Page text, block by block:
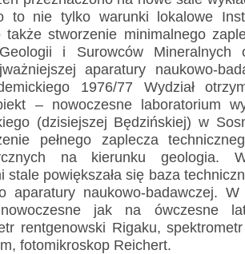
to nie tylko warunki lokalowe
także stworzenie minimalnego
i Surowców Mineralnych
aparatury naukowo-
1976/77 Wydział
– nowoczesne laboratorium
(dzisiejszej Będzińskiej) w
pełnego zaplecza
na kierunku geologia.
stale powiększała się baza
aparatury naukowo-badawczej.
nowoczesne jak na ówczesne
rentgenowski Rigaku,
fotomikroskop Reichert.